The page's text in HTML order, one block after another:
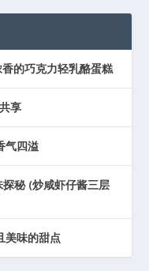
的巧克力轻乳酪蛋糕
享
气四溢
秘 (炒咸虾仔酱三层
美味的甜点